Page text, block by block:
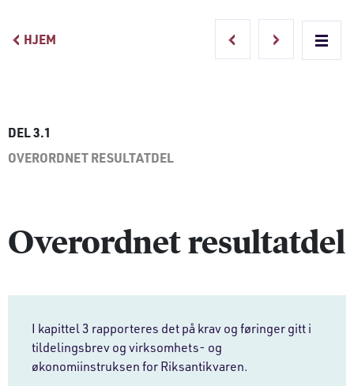
Main Navigation
HJEM
DEL 3.1
OVERORDNET RESULTATDEL
Overordnet resultatdel
I kapittel 3 rapporteres det på krav og føringer gitt i
tildelingsbrev og virksomhets- og
økonomiinstruksen for Riksantikvaren.